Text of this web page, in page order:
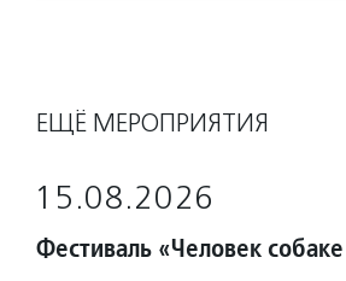
ЕЩЁ МЕРОПРИЯТИЯ
15.08.2026
Фестиваль «Человек